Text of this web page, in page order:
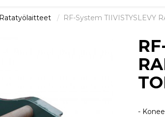
Ratatyölaitteet RF-System TIIVISTYSLEVY
-